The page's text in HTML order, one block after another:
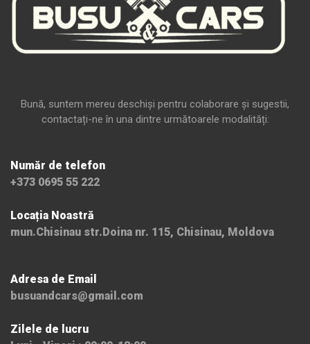
Bună, suntem mereu deschiși pentru colaborare și sugestii,
contactați-ne în una dintre următoarele modalități:
Număr de telefon
+373 0695 55 222
Locația Noastră
mun.Chisinau str.Doina nr. 115, Chisinau, Moldova
Adresa de Email
busuandcars@gmail.com
Zilele de lucru